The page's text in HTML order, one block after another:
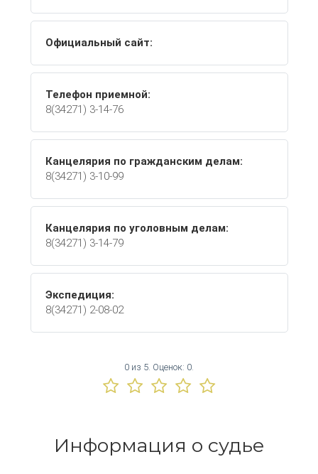
Официальный сайт:
Телефон приемной:
8(34271) 3-14-76
Канцелярия по гражданским делам:
8(34271) 3-10-99
Канцелярия по уголовным делам:
8(34271) 3-14-79
Экспедиция:
8(34271) 2-08-02
0 из 5. Оценок: 0
Информация о судье